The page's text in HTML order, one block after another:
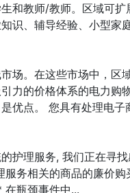
和教师/教师。区域可
识、辅导经验、小型家
场。在这些市场中，区
力的价格体系的电力购
优点。 您具有处理电子
护理服务, 我们正在寻
服务相关的商品的廉价
瓶颈事件中...